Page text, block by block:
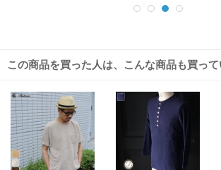
この商品を買った人は、こんな商品も買っ